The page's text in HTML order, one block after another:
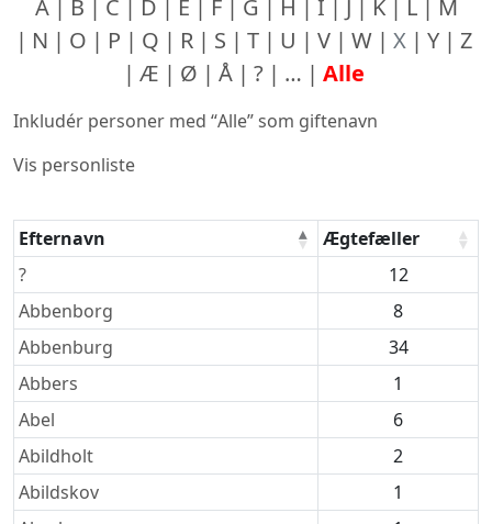
A B C D E F G H I J K L
M
N
O P Q R S T U V W X Y
Z
Æ
Ø Å ? … Alle
Inkludér personer med “Alle” som giftenavn
Vis personliste
Efternavne
Efternavn
Ægtefæller
?
12
Abbenborg
8
Abbenburg
34
Abbers
1
Abel
6
Abildholt
2
Abildskov
1